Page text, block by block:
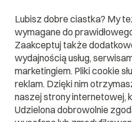
Wybierz .camp i rozbij
Lubisz dobre ciastka? My
wymagane do
Zaakceptuj także
wydajnością usług,
marketingiem. Pliki cookie
reklam. Dzięki nim
naszej strony internetowej,
Udzielona dobrowolnie